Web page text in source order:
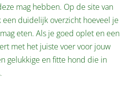
mag hebben. Op de site van
een duidelijk overzicht hoeveel je
eten. Als je goed oplet en een
met het juiste voer voor jouw
gelukkige en fitte hond die in